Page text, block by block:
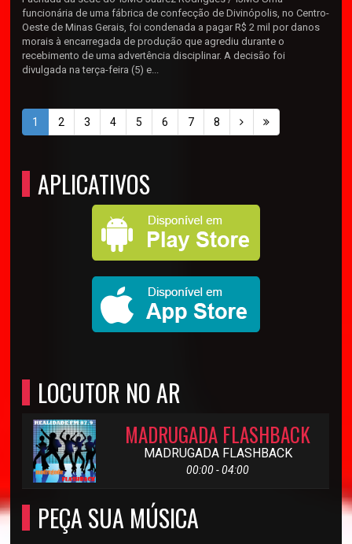
funcionária de uma fábrica de confecção de Divinópolis, no Centro-
Oeste de Minas Gerais, foi condenada a pagar R$ 2 mil por danos
morais à encarregada de produção que agrediu durante o
recebimento de uma advertência disciplinar. A decisão foi
divulgada na terça-feira (5) e...
1 2 3 4 5 6 7 8
APLICATIVOS
LOCUTOR NO AR
MADRUGADA FLASHBACK
MADRUGADA FLASHBACK
00:00 - 04:00
PEÇA SUA MÚSICA